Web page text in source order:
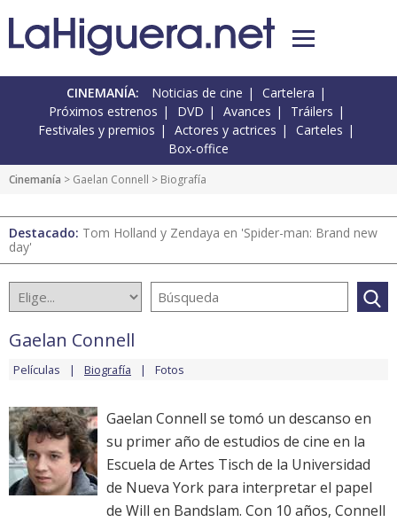
CINEMANÍA: Noticias de cine
Cartelera
Próximos estrenos
DVD Avances
Tráilers
Festivales y premios
Actores y actrices
Carteles
Box-office
Cinemanía > Gaelan Connell > Biografía
Destacado: Tom Holland y Zendaya en 'Spider-man: Brand new
day'
Gaelan Connell
Películas Biografía Fotos
Gaelan Connell se tomó un descanso en
su primer año de estudios de cine en la
Escuela de Artes Tisch de la Universidad
de Nueva York para interpretar el papel
de Will en Bandslam. Con 10 años, Connell